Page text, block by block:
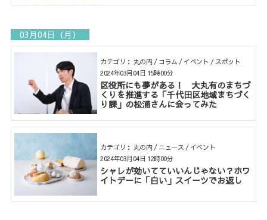
03月04日（月）
カテゴリ： 丸の内 / コラム / イベント / スポット
区役所にも夢がある！ 大丸有のまちづ
くりを推進する「千代田区地域まちづく
り課」の松浦さんに会ってみた
2024年03月04日 15時00分
カテゴリ： 丸の内 / ニュース / イベント
シャレが効いてていいんじゃない？ホワ
イトデーに「白い」スイーツでお返し
2024年03月04日 12時00分